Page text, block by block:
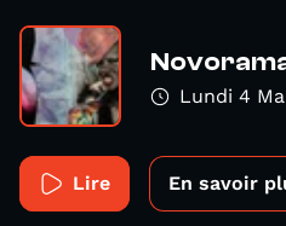
Lundi 4
Lire En savoir